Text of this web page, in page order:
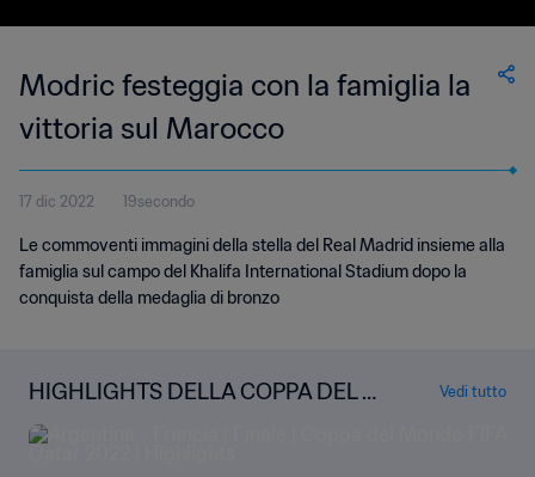
Modric festeggia con la famiglia la
vittoria sul Marocco
17 dic 2022 19secondo
Le commoventi immagini della stella del Real Madrid insieme alla
famiglia sul campo del Khalifa International Stadium dopo la
conquista della medaglia di bronzo
HIGHLIGHTS DELLA COPPA DEL M
ONDO
Vedi tutto